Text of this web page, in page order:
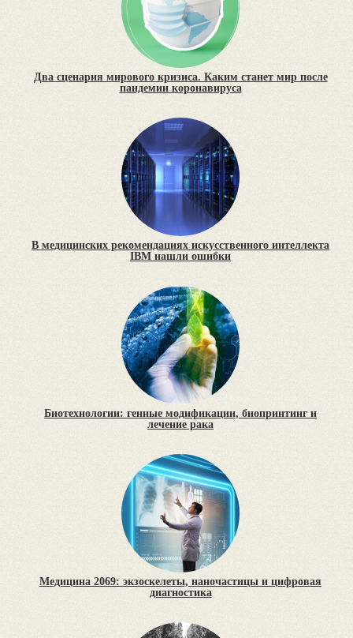
Два сценария мирового кризиса. Каким станет мир после
пандемии коронавируса
В медицинских рекомендациях искусственного интеллекта
IBM нашли ошибки
Биотехнологии: генные модификации, биопринтинг и
лечение рака
Медицина 2069: экзоскелеты, наночастицы и цифровая
диагностика